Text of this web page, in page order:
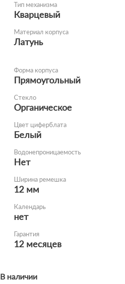
Тип механизма
Кварцевый
Материал корпуса
Латунь
Форма корпуса
Прямоугольный
Стекло
Органическое
Цвет циферблата
Белый
Водонепроницаемость
Нет
Ширина ремешка
12 мм
Календарь
нет
Гарантия
12 месяцев
В наличии